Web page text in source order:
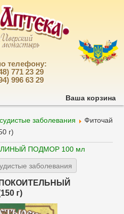
телефону:
771 23 29
996 63 29
Ваша корзина
заболевания
Фиточай
г)
ПОДМОР 100 мл
заболевания
г)